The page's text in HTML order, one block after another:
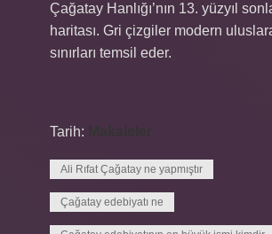
Çağatay Hanlığı’nın 13. yüzyıl
haritası. Gri çizgiler modern
sınırları temsil eder.
Tarih:
Ali Rıfat Çağatay ne yapmıştır
Çağatay edebiyatı ne